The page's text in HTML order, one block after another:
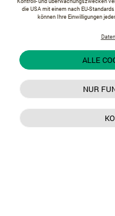
die USA mit einem nach EU-
können Ihre Einwilligungen
ALLE
NUR